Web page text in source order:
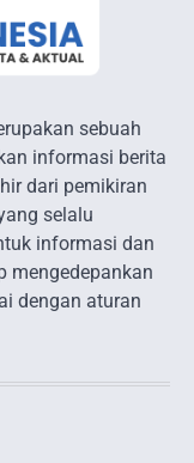
sebuah
informasi berita
dari pemikiran
selalu
informasi dan
mengedepankan
dengan aturan